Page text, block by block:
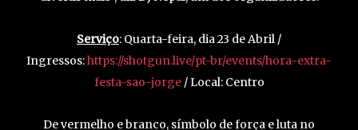
Serviço: Quarta-feira, dia 23 de Abril /
Ingressos:https://shotgun.live/pt-br/events/hora-extra-
festa-sao-jorge/ Local: Centro
De vermelho e branco, símbolo de força e luta no